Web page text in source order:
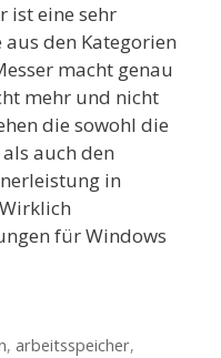
ist eine sehr
den Kategorien
macht genau
mehr und nicht
die sowohl die
auch den
in
für Windows
, arbeitsspeicher,